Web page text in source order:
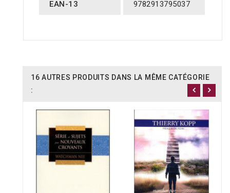
EAN-13
9782913795037
16 AUTRES PRODUITS DANS LA MÊME CATÉGORIE
: